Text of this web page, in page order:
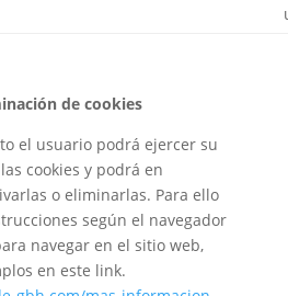
de cookies
el usuario podrá ejercer su
cookies y podrá en
o eliminarlas. Para ello
según el navegador
navegar en el sitio web,
en este link.